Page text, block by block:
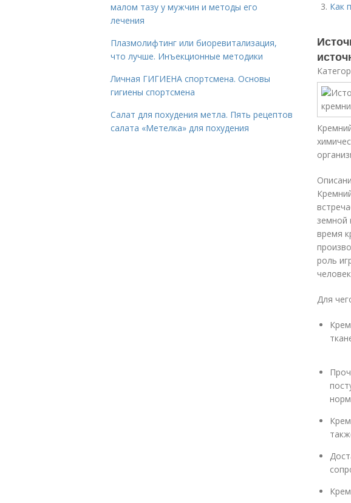
Как
земной
время
роль
Для
малом тазу у мужчин и методы его
лечения
Плазмолифтинг или биоревитализация,
что лучше. Инъекционные методики
Личная ГИГИЕНА спортсмена. Основы
гигиены спортсмена
Салат для похудения метла. Пять рецептов
салата «Метелка» для похудения